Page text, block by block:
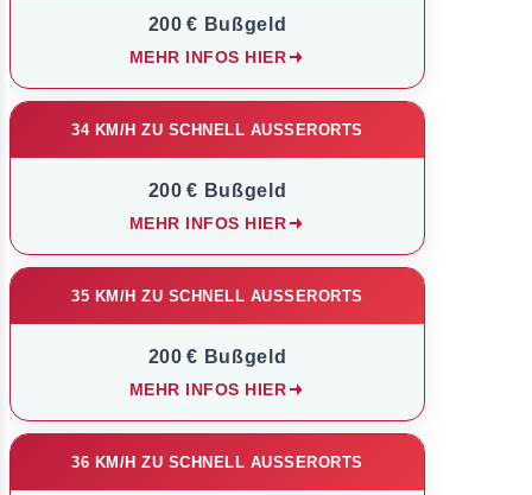
200 € Bußgeld
MEHR INFOS HIER
34 KM/H ZU SCHNELL AUSSERORTS
200 € Bußgeld
MEHR INFOS HIER
35 KM/H ZU SCHNELL AUSSERORTS
200 € Bußgeld
MEHR INFOS HIER
36 KM/H ZU SCHNELL AUSSERORTS